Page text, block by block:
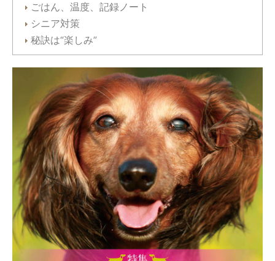
ごはん、温度、記録ノート
シニア対策
秘訣は“楽しみ”